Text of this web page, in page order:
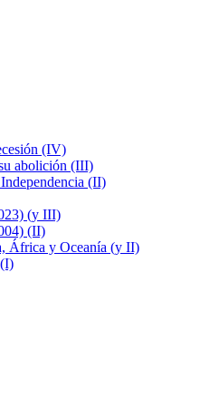
(IV)
abolición (III)
(II)
(y III)
(II)
África y Oceanía (y II)